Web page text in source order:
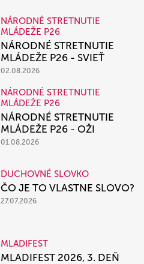
NÁRODNÉ STRETNUTIE
MLÁDEŽE P26
NÁRODNÉ STRETNUTIE
MLÁDEŽE P26 - SVIEŤ
02.08.2026
NÁRODNÉ STRETNUTIE
MLÁDEŽE P26
NÁRODNÉ STRETNUTIE
MLÁDEŽE P26 - OŽI
01.08.2026
DUCHOVNÉ SLOVKO
ČO JE TO VLASTNE SLOVO?
27.07.2026
MLADIFEST
MLADIFEST 2026, 3. DEŇ